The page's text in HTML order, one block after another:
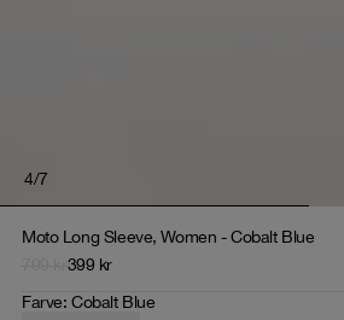
4/7
Moto Long Sleeve, Women - Cobalt Blue
399 kr
Farve:Cobalt Blue